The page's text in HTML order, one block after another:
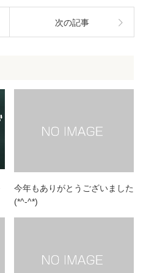
次の記事
今年もありがとうございました
(*^-^*)